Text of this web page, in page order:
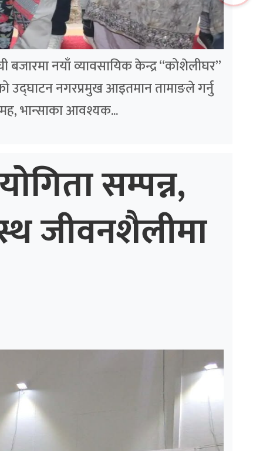
बजारमा नयाँ व्यावसायिक केन्द्र “कोशेलीघर”
उद्घाटन नगरप्रमुख आइतमान तामाङले गर्नु
भान्साका आवश्यक...
सम्पन्न,
जीवनशैलीमा